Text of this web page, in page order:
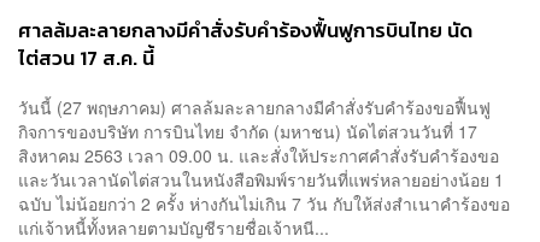
ศาลล้มละลายกลางมีคำสั่งรับคำร้องฟื้นฟูการบินไทย นัด
ไต่สวน 17 ส.ค. นี้
วันนี้ (27 พฤษภาคม) ศาลล้มละลายกลางมีคำสั่งรับคำร้องขอฟื้นฟู
กิจการของบริษัท การบินไทย จำกัด (มหาชน) นัดไต่สวนวันที่ 17
สิงหาคม 2563 เวลา 09.00 น. และสั่งให้ประกาศคำสั่งรับคำร้องขอ
และวันเวลานัดไต่สวนในหนังสือพิมพ์รายวันที่แพร่หลายอย่างน้อย 1
ฉบับ ไม่น้อยกว่า 2 ครั้ง ห่างกันไม่เกิน 7 วัน กับให้ส่งสำเนาคำร้องขอ
แก่เจ้าหนี้ทั้งหลายตามบัญชีรายชื่อเจ้าหนี...